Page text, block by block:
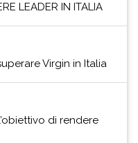
LEADER IN ITALIA
Virgin in Italia
di rendere